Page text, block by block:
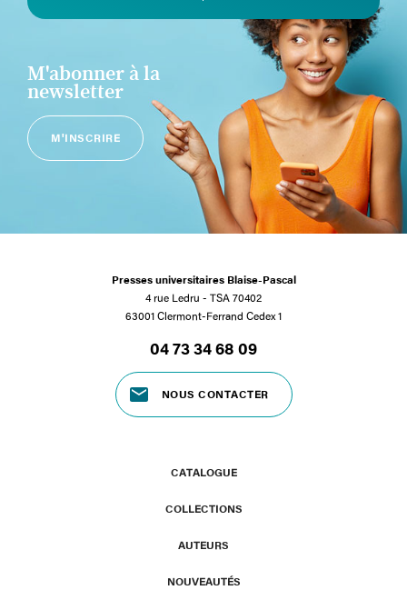
M'abonner à la
newsletter
M'INSCRIRE
Presses universitaires Blaise-Pascal
4 rue Ledru - TSA 70402
63001 Clermont-Ferrand Cedex 1
04 73 34 68 09
NOUS CONTACTER
CATALOGUE
COLLECTIONS
AUTEURS
NOUVEAUTÉS